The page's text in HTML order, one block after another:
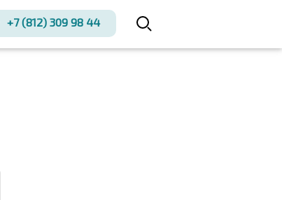
+7 (812) 309 98 44